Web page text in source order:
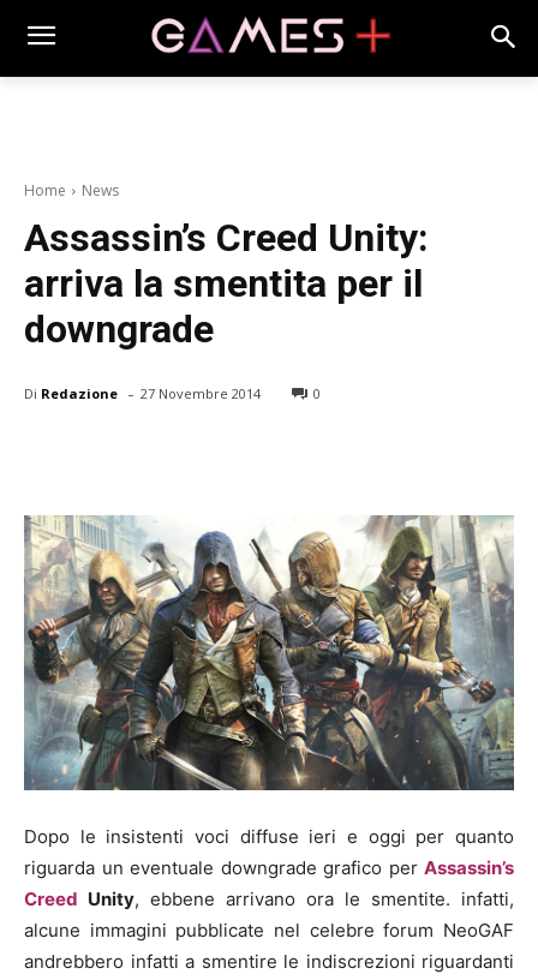
Home News
Assassin’s Creed Unity:
arriva la smentita per il
downgrade
Di Redazione - 27 Novembre 2014 0
Dopo le insistenti voci diffuse ieri e oggi per quanto
riguarda un eventuale downgrade grafico per Assassin’s
Creed Unity, ebbene arrivano ora le smentite. infatti,
alcune immagini pubblicate nel celebre forum NeoGAF
andrebbero infatti a smentire le indiscrezioni riguardanti